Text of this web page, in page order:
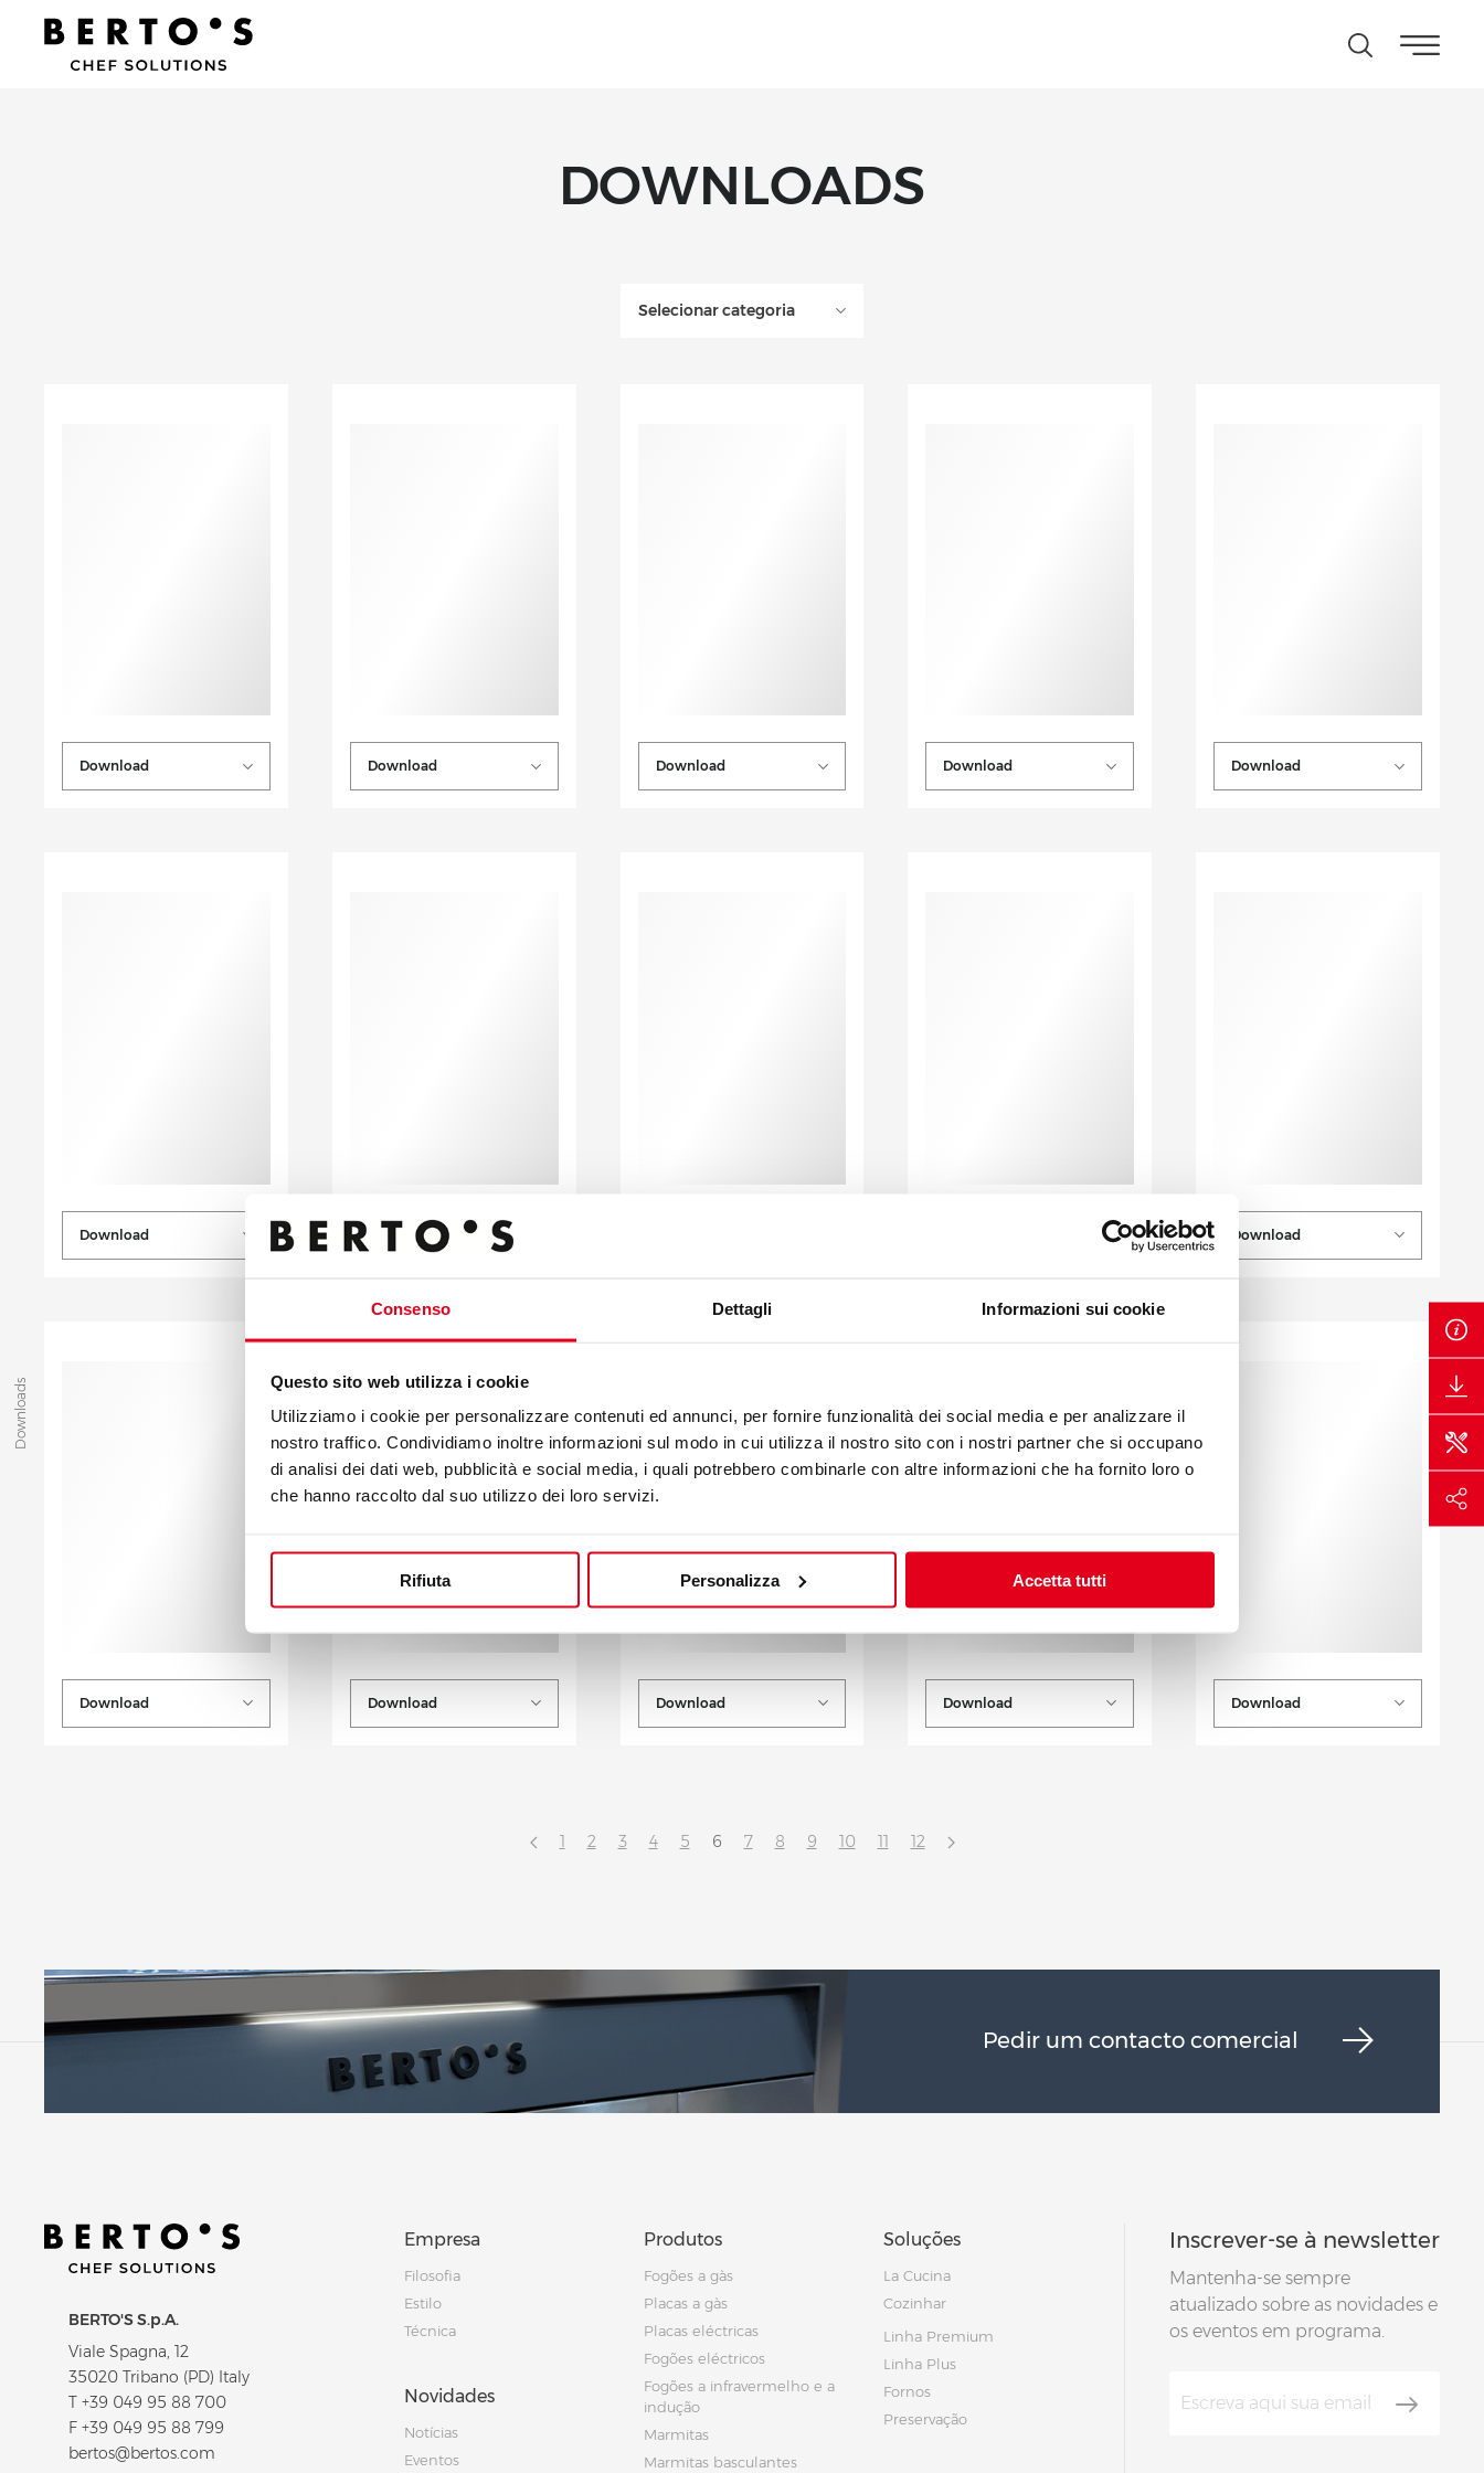
Consenso Dettagli Informazioni sui cookie
Questo sito web utilizza i cookie
Utilizziamo i cookie per personalizzare contenuti ed annunci, per fornire funzionalità dei social media e per analizzare il
nostro traffico. Condividiamo inoltre informazioni sul modo in cui utilizza il nostro sito con i nostri partner che si occupano
di analisi dei dati web, pubblicità e social media, i quali potrebbero combinarle con altre informazioni che ha fornito loro o
che hanno raccolto dal suo utilizzo dei loro servizi.
Rifiuta Personalizza Accetta tutti
Downloads
DOWNLOADS
Selecionar categoria
Download Download Download Download Download
Download Download Download
Download Download Download Download Download
1 2 3 4 5 6 7 8 9 10 11 12
Pedir um contacto comercial
BERTO'S S.p.A.
Viale Spagna, 12
35020 Tribano (PD) Italy
T +39 049 95 88 700
F +39 049 95 88 799
bertos@bertos.com
Empresa
Filosofia
Estilo
Técnica
Novidades
Notícias
Eventos
Produtos
Fogões a gàs
Placas a gàs
Placas eléctricas
Fogões eléctricos
Fogões a infravermelho e a
indução
Marmitas
Marmitas basculantes
Soluções
La Cucina
Cozinhar
Linha Premium
Linha Plus
Fornos
Preservação
Inscrever-se à newsletter
Mantenha-se sempre
atualizado sobre as novidades e
os eventos em programa.